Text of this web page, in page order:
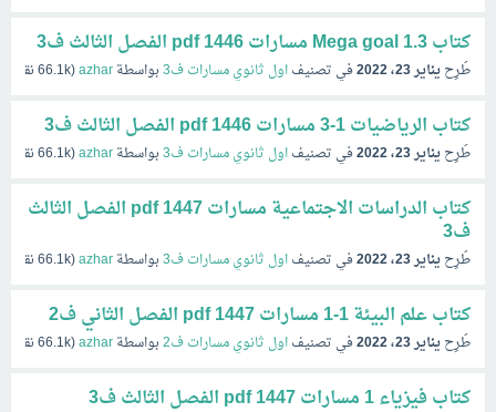
كتاب Mega goal 1.3 مسارات pdf 1446 الفصل الثالث ف3
طُرِحيناير 23، 2022 في تصنيفاول ثانوي مسارات ف3 بواسطةazhar
(
66.1kنقاط)
كتاب الرياضيات 1-3 مسارات pdf 1446 الفصل الثالث ف3
طُرِحيناير 23، 2022 في تصنيفاول ثانوي مسارات ف3 بواسطةazhar
(
66.1kنقاط)
كتاب الدراسات الاجتماعية مسارات pdf 1447 الفصل الثالث
ف3
طُرِحيناير 23، 2022 في تصنيفاول ثانوي مسارات ف3 بواسطةazhar
(
66.1kنقاط)
كتاب علم البيئة 1-1 مسارات pdf 1447 الفصل الثاني ف2
طُرِحيناير 23، 2022 في تصنيفاول ثانوي مسارات ف2 بواسطةazhar
(
66.1kنقاط)
كتاب فيزياء 1 مسارات pdf 1447 الفصل الثالث ف3